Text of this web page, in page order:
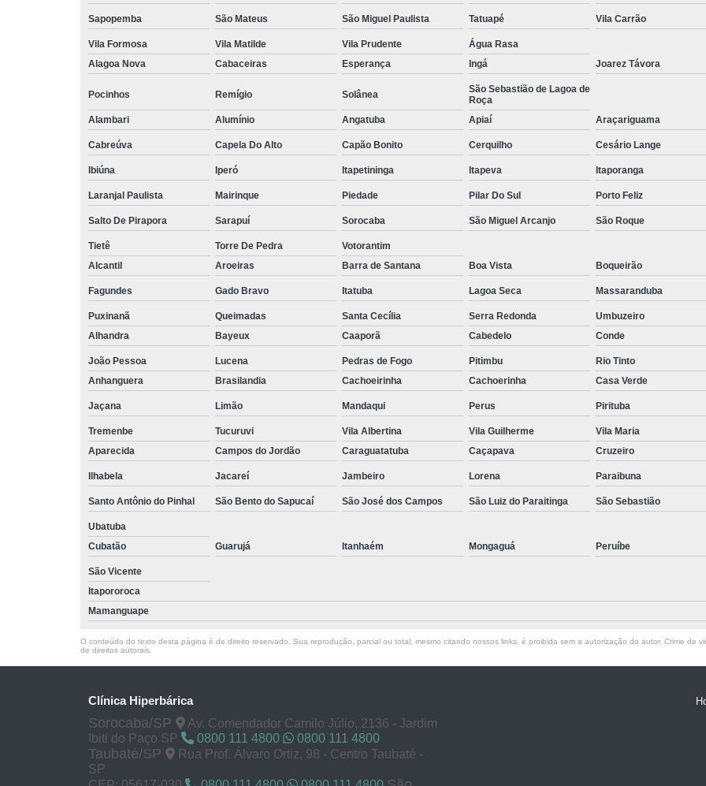
Tratamento por Hiperbárica
Tratamento
Tratamento de Oxigenoterapia
Tratamento de Oxigenoterapia em João Pessoa
Tratamento de Oxigenoterapia em Sorocaba
Tratamento de Oxigenoterapia Hiperbárica
Tratamento para Oxigenoterapia
Tratamento por
Sapopemba São Mateus São Miguel Paulista Tatuapé Vila Carrão
Vila Formosa Vila Matilde Vila Prudente
Água Rasa
Alagoa Nova
Cabaceiras Esperança Ingá Joarez Távora
Pocinhos Remígio Solânea
São Sebastião de Lagoa de
Roça
Alambari
Alumínio Angatuba Apiaí Araçariguama
Cabreúva Capela Do Alto Capão Bonito Cerquilho Cesário Lange
Ibiúna Iperó Itapetininga Itapeva Itaporanga
Laranjal Paulista Mairinque Piedade Pilar Do Sul Porto Feliz
Salto De Pirapora Sarapuí Sorocaba São Miguel Arcanjo São Roque
Tietê Torre De Pedra
Votorantim
Alcantil
Aroeiras Barra de Santana Boa Vista Boqueirão
Fagundes Gado Bravo Itatuba Lagoa Seca Massaranduba
Puxinanã Queimadas Santa Cecília Serra Redonda
Umbuzeiro
Alhandra
Bayeux Caaporã Cabedelo Conde
João Pessoa Lucena Pedras de Fogo Pitimbu Rio Tinto
Anhanguera
Brasilandia Cachoeirinha Cachoerinha Casa Verde
Jaçana Limão Mandaqui Perus Pirituba
Tremenbe Tucuruvi Vila Albertina Vila Guilherme Vila Maria
Aparecida
Campos do Jordão Caraguatatuba Caçapava Cruzeiro
Ilhabela Jacareí Jambeiro Lorena Paraibuna
Santo Antônio do Pinhal São Bento do Sapucaí São José dos Campos São Luiz do Paraitinga São Sebastião
Ubatuba
Cubatão
Guarujá Itanhaém Mongaguá Peruíbe
São Vicente
Itapororoca
Mamanguape
O conteúdo do texto desta página é de direito reservado. Sua reprodução, parcial ou total, mesmo citando nossos links, é proibida sem a autorização do autor. Crime de
de direitos autorais
Clínica Hiperbárica
Sorocaba/SP
Av. Comendador Camilo Júlio, 2136 - Jardim
Ibiti do Paço SP
0800 111 4800 0800 111 4800
Taubaté/SP
Rua Prof. Álvaro Ortiz, 98 - Centro Taubaté -
SP